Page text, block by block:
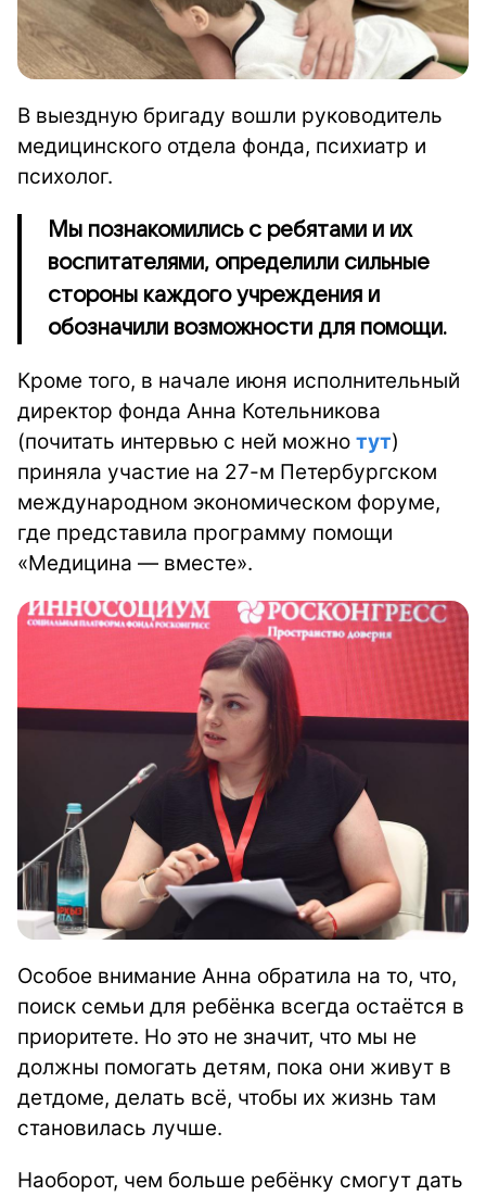
В выездную бригаду вошли руководитель
медицинского отдела фонда, психиатр и
психолог.
Мы познакомились с ребятами и их
воспитателями, определили сильные
стороны каждого учреждения и
обозначили возможности для помощи.
Кроме того, в начале июня исполнительный
директор фонда Анна Котельникова
(почитать интервью с ней можно тут)
приняла участие на 27-м Петербургском
международном экономическом форуме,
где представила программу помощи
«Медицина — вместе».
Особое внимание Анна обратила на то, что,
поиск семьи для ребёнка всегда остаётся в
приоритете. Но это не значит, что мы не
должны помогать детям, пока они живут в
детдоме, делать всё, чтобы их жизнь там
становилась лучше.
Наоборот, чем больше ребёнку смогут дать